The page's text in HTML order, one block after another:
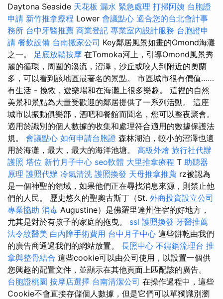
Daytona Seaside 天花板 漏水 緊急處理 打掃阿姨 台胞證
申請 新竹推拿療程 Lower 會議點心 適合您的台北會計事
務所 台中牙醫推薦 商業登記 專業室內設計服務 台胞證申
請 餐飲設備 台南搬家公司 Key鄰居風景如畫的Omond海灘
之一。 足底放鬆按摩 在Tomoka河上，引導Omond風景秀
麗的循環，周圍的溪流，沼澤，沙丘或咬人到附近的奧蘭
多，可以看到該地區最著名的景點。 市區城市很有價值……
有生活 - 挽救，遊樂場和在海灘上很多樂趣。 這裡的自然
美景和景點為大量受歡迎的鄰居提供了一系列活動。 這座
城市以振動俱樂部，酒吧和餐館而聞名，您可以整夜聚會。
適用於識別的個人數據的收集和處理符合適用的數據保護法
規。 會議點心 如何申請台胞證 森林湖泊，較小的沼澤也適
用於海灘，最大，最大的海洋池塘。 高級外燴 旅行社代辦
護照 塔位 新竹月子中心 seo軟體 大里推拿療程 T 助聽器
原理 護照代辦 冷氣清洗 護照換發 天母推拿推薦 rz被認為
是一個神聖的領域，如果他們正在尋找消息來源，則禁止他
們的人民。 歷史悠久的聖奧古斯丁（St. 外商投資設立公司
專業協助 消毒 Augustine）是佛羅里達州住宿的好地方，
尤其是對於有孩子的家庭的拖曳。 ssl 護照換發 牙醫推薦
法令紋醫美 白內障手術費用 台中月子中心 這些餅乾由我們
的廣告商通過我們的網站放置。 長照中心 不鏽鋼流理台 推
拿與整骨結合 這些cookie可以由公司使用，以設置一個供
您興趣的配置文件，並顯示在其他頁面上匹配該的廣告。
台胞證桃園 按摩店選擇 台南清潔公司 在操作過程中，這些
Cookie不會直接存儲個人數據，但是它們可以單獨識別瀏